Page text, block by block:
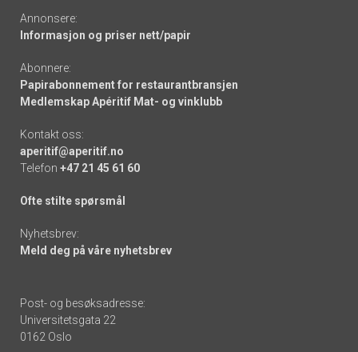
Annonsere:
Informasjon og priser nett/papir
Abonnere:
Papirabonnement for restaurantbransjen
Medlemskap Apéritif Mat- og vinklubb
Kontakt oss:
aperitif@aperitif.no
Telefon +47 21 45 61 60
Ofte stilte spørsmål
Nyhetsbrev:
Meld deg på våre nyhetsbrev
Post- og besøksadresse:
Universitetsgata 22
0162 Oslo